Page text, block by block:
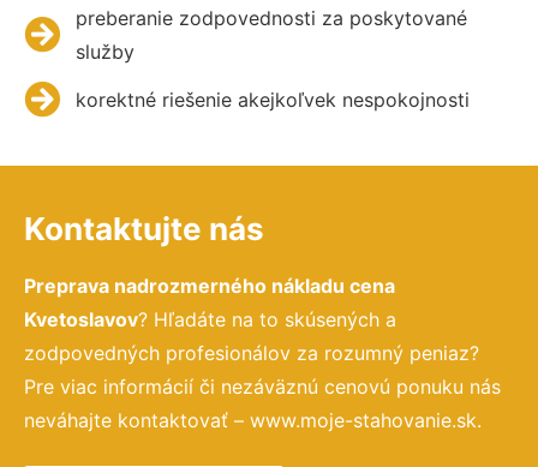
preberanie zodpovednosti za poskytované
služby
korektné riešenie akejkoľvek nespokojnosti
Kontaktujte nás
Preprava nadrozmerného nákladu cena
Kvetoslavov? Hľadáte na to skúsených a
zodpovedných profesionálov za rozumný peniaz?
Pre viac informácií či nezáväznú cenovú ponuku nás
neváhajte kontaktovať – www.moje-stahovanie.sk.